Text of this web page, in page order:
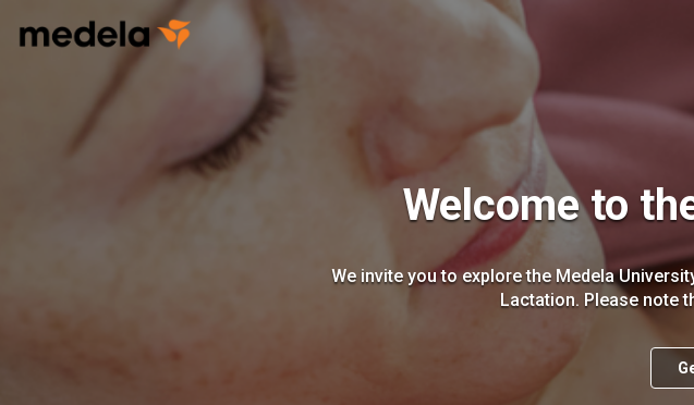
Welcome to
We invite you to explore the Medela
Lactation. Please note